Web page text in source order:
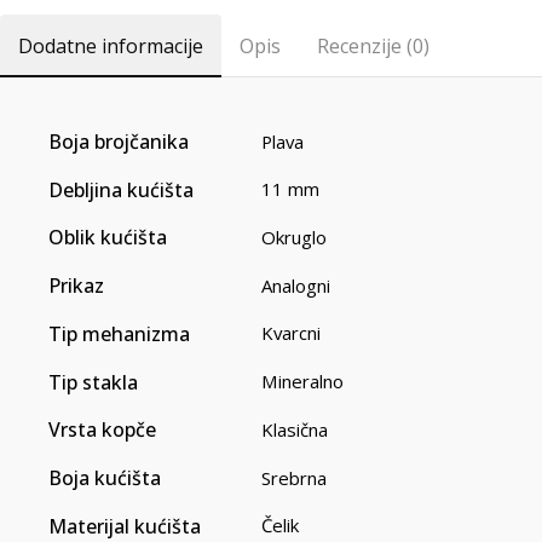
Dodatne informacije Opis Recenzije (0)
Boja brojčanika Plava
Debljina kućišta 11 mm
Oblik kućišta Okruglo
Prikaz Analogni
Tip mehanizma Kvarcni
Tip stakla Mineralno
Vrsta kopče Klasična
Boja kućišta Srebrna
Materijal kućišta Čelik